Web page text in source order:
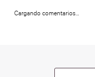
Cargando comentarios…